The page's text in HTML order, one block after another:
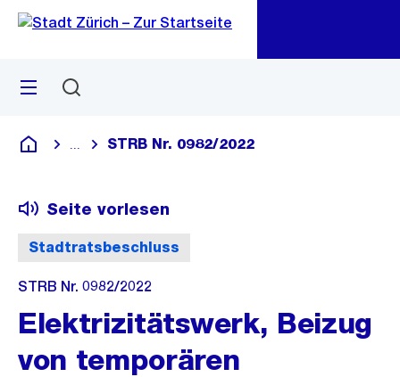
Navigation
Sprunglink
Menü
Deutsch
Blende alle Breadcrumbs ein
STRB Nr. 0982/2022
Stadtratsbeschluss
Seite vorlesen
STRB Nr. 0982/2022
Elektrizitätswerk, Beizug
von temporären